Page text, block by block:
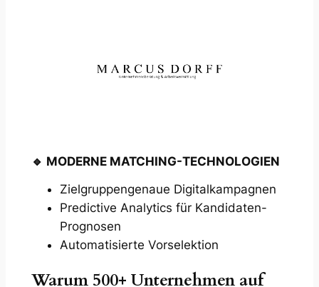
🔹 MODERNE MATCHING-TECHNOLOGIEN
Zielgruppengenaue Digitalkampagnen
Predictive Analytics für Kandidaten-
Prognosen
Automatisierte Vorselektion
Warum 500+ Unternehmen auf